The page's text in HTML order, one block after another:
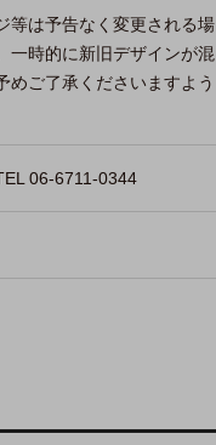
等は予告なく変更される場
一時的に新旧デザインが混
めご了承くださいますよう
06-6711-0344